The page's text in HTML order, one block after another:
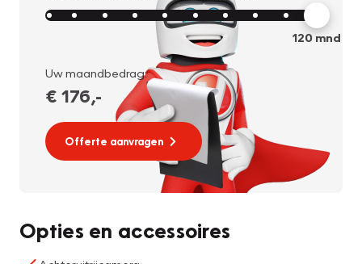
120mnd
Uw maandbedrag:
€ 176,-
Offerte aanvragen
Opties en accessoires